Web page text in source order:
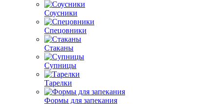
Соусники
Спецовники
Стаканы
Супницы
Тарелки
Формы для запекания